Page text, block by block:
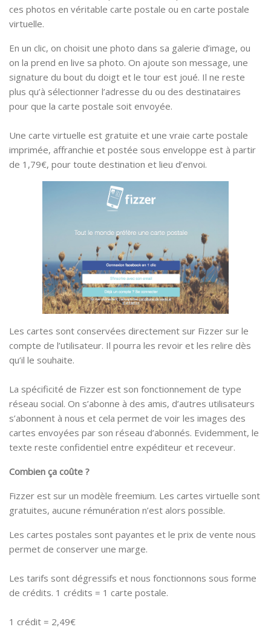
ces photos en véritable carte postale ou en carte postale
virtuelle.
En un clic, on choisit une photo dans sa galerie d’image, ou
on la prend en live sa photo. On ajoute son message, une
signature du bout du doigt et le tour est joué. Il ne reste
plus qu’à sélectionner l’adresse du ou des destinataires
pour que la carte postale soit envoyée.
Une carte virtuelle est gratuite et une vraie carte postale
imprimée, affranchie et postée sous enveloppe est à partir
de 1,79€, pour toute destination et lieu d’envoi.
Les cartes sont conservées directement sur Fizzer sur le
compte de l’utilisateur. Il pourra les revoir et les relire dès
qu’il le souhaite.
La spécificité de Fizzer est son fonctionnement de type
réseau social. On s’abonne à des amis, d’autres utilisateurs
s’abonnent à nous et cela permet de voir les images des
cartes envoyées par son réseau d’abonnés. Evidemment, le
texte reste confidentiel entre expéditeur et receveur.
Combien ça coûte ?
Fizzer est sur un modèle freemium. Les cartes virtuelle sont
gratuites, aucune rémunération n’est alors possible.
Les cartes postales sont payantes et le prix de vente nous
permet de conserver une marge.
Les tarifs sont dégressifs et nous fonctionnons sous forme
de crédits. 1 crédits = 1 carte postale.
1 crédit = 2,49€